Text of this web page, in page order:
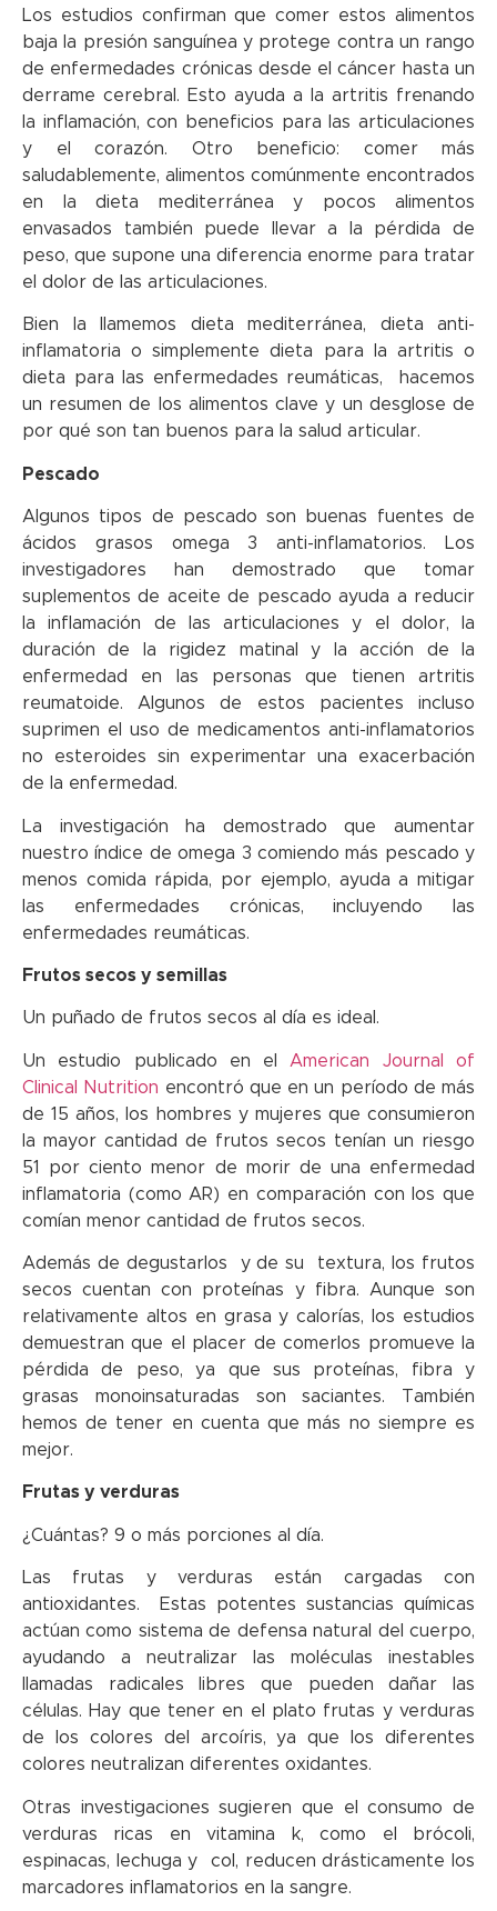
Los estudios confirman que comer estos alimentos
baja la presión sanguínea y protege contra un rango
de enfermedades crónicas desde el cáncer hasta un
derrame cerebral. Esto ayuda a la artritis frenando
la inflamación, con beneficios para las articulaciones
y el corazón. Otro beneficio: comer más
saludablemente, alimentos comúnmente encontrados
en la dieta mediterránea y pocos alimentos
envasados también puede llevar a la pérdida de
peso, que supone una diferencia enorme para tratar
el dolor de las articulaciones.
Bien la llamemos dieta mediterránea, dieta anti-
inflamatoria o simplemente dieta para la artritis o
dieta para las enfermedades reumáticas, hacemos
un resumen de los alimentos clave y un desglose de
por qué son tan buenos para la salud articular.
Pescado
Algunos tipos de pescado son buenas fuentes de
ácidos grasos omega 3 anti-inflamatorios. Los
investigadores han demostrado que tomar
suplementos de aceite de pescado ayuda a reducir
la inflamación de las articulaciones y el dolor, la
duración de la rigidez matinal y la acción de la
enfermedad en las personas que tienen artritis
reumatoide. Algunos de estos pacientes incluso
suprimen el uso de medicamentos anti-inflamatorios
no esteroides sin experimentar una exacerbación
de la enfermedad.
La investigación ha demostrado que aumentar
nuestro índice de omega 3 comiendo más pescado y
menos comida rápida, por ejemplo, ayuda a mitigar
las enfermedades crónicas, incluyendo las
enfermedades reumáticas.
Frutos secos y semillas
Un puñado de frutos secos al día es ideal.
Un estudio publicado en el American Journal of
Clinical Nutrition encontró que en un período de más
de 15 años, los hombres y mujeres que consumieron
la mayor cantidad de frutos secos tenían un riesgo
51 por ciento menor de morir de una enfermedad
inflamatoria (como AR) en comparación con los que
comían menor cantidad de frutos secos.
Además de degustarlos y de su textura, los frutos
secos cuentan con proteínas y fibra. Aunque son
relativamente altos en grasa y calorías, los estudios
demuestran que el placer de comerlos promueve la
pérdida de peso, ya que sus proteínas, fibra y
grasas monoinsaturadas son saciantes. También
hemos de tener en cuenta que más no siempre es
mejor.
Frutas y verduras
¿Cuántas? 9 o más porciones al día.
Las frutas y verduras están cargadas con
antioxidantes. Estas potentes sustancias químicas
actúan como sistema de defensa natural del cuerpo,
ayudando a neutralizar las moléculas inestables
llamadas radicales libres que pueden dañar las
células. Hay que tener en el plato frutas y verduras
de los colores del arcoíris, ya que los diferentes
colores neutralizan diferentes oxidantes.
Otras investigaciones sugieren que el consumo de
verduras ricas en vitamina k, como el brócoli,
espinacas, lechuga y col, reducen drásticamente los
marcadores inflamatorios en la sangre.